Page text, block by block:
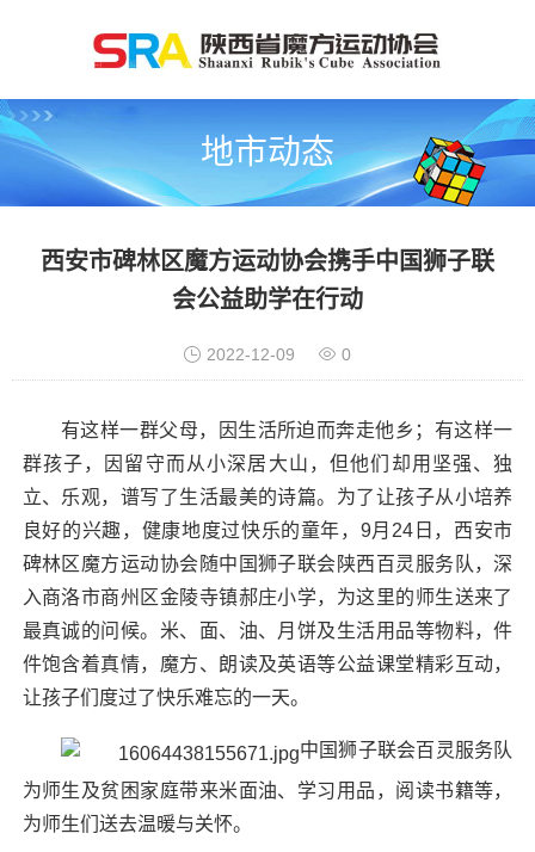
地市动态
西安市碑林区魔方运动协会携手中国狮子联
会公益助学在行动
2022-12-09 0
有这样一群父母，因生活所迫而奔走他乡；有这样一
群孩子，因留守而从小深居大山，但他们却用坚强、独
立、乐观，谱写了生活最美的诗篇。为了让孩子从小培养
良好的兴趣，健康地度过快乐的童年，9月24日，西安市
碑林区魔方运动协会随中国狮子联会陕西百灵服务队，深
入商洛市商州区金陵寺镇郝庄小学，为这里的师生送来了
最真诚的问候。米、面、油、月饼及生活用品等物料，件
件饱含着真情，魔方、朗读及英语等公益课堂精彩互动，
让孩子们度过了快乐难忘的一天。
中国狮子联会百灵服务队
为师生及贫困家庭带来米面油、学习用品，阅读书籍等，
为师生们送去温暖与关怀。